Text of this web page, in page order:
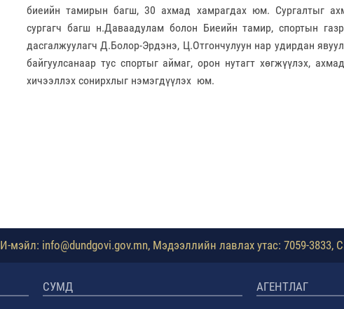
биеийн тамирын багш, 30 ахмад хамрагдах юм. Сургалтыг
сургагч багш н.Даваадулам болон Биеийн тамир, спортын
дасгалжуулагч Д.Болор-Эрдэнэ, Ц.Отгончулуун нар удирдан
байгуулсанаар тус спортыг аймаг, орон нутагт хөгжүүлэх,
хичээллэх сонирхлыг нэмэгдүүлэх юм.
И-мэйл: info@dundgovi.gov.mn, Мэдээллийн лавлах утас: 7059-3833,
СУМД АГЕНТЛАГ